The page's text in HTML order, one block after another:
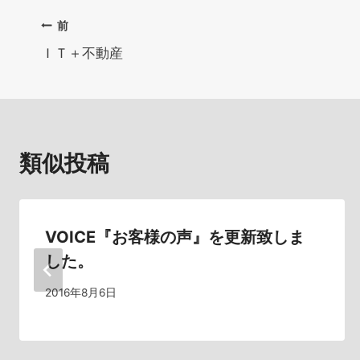
投
稿
ゲ
ー
シ
ョ
ン
前
ＩＴ＋不動産
類似投稿
VOICE『お客様の声』を更新致しま
した。
2016年8月6日